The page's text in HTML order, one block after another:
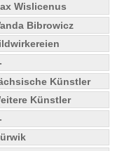
Wislicenus
Bibrowicz
Künstler
Künstler